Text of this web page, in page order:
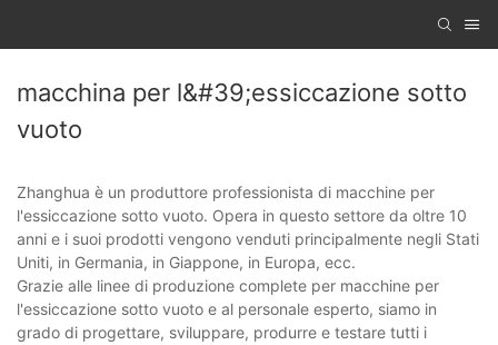
macchina per l&#39;essiccazione sotto
vuoto
Zhanghua è un produttore professionista di macchine per
l'essiccazione sotto vuoto. Opera in questo settore da oltre 10
anni e i suoi prodotti vengono venduti principalmente negli Stati
Uniti, in Germania, in Giappone, in Europa, ecc.
Grazie alle linee di produzione complete per macchine per
l'essiccazione sotto vuoto e al personale esperto, siamo in
grado di progettare, sviluppare, produrre e testare tutti i